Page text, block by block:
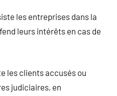
les entreprises dans la
leurs intérêts en cas de
les clients accusés ou
judiciaires, en